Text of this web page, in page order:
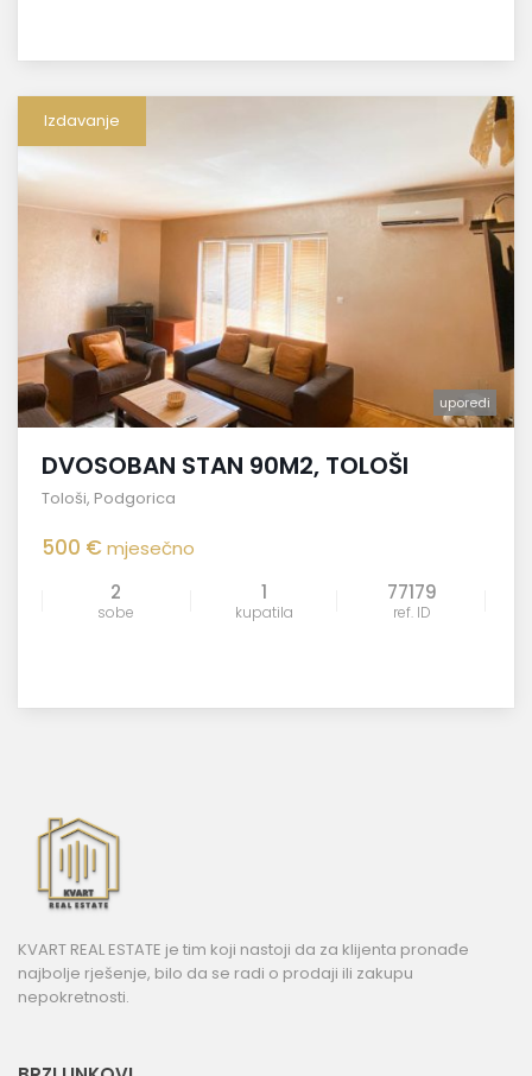
Izdavanje
uporedi
DVOSOBAN STAN 90M2, TOLOŠI
Tološi, Podgorica
500 €mjesečno
2
sobe
1
kupatila
77179
ref. ID
KVART REAL ESTATE je tim koji nastoji da za klijenta pronađe
najbolje rješenje, bilo da se radi o prodaji ili zakupu
nepokretnosti.